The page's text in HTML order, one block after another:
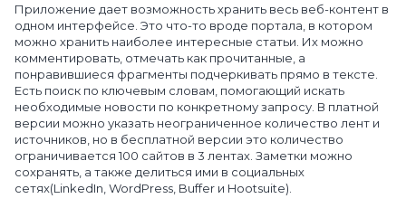
Приложение дает возможность хранить весь веб-контент в
одном интерфейсе. Это что-то вроде портала, в котором
можно хранить наиболее интересные статьи. Их можно
комментировать, отмечать как прочитанные, а
понравившиеся фрагменты подчеркивать прямо в тексте.
Есть поиск по ключевым словам, помогающий искать
необходимые новости по конкретному запросу. В платной
версии можно указать неограниченное количество лент и
источников, но в бесплатной версии это количество
ограничивается 100 сайтов в 3 лентах. Заметки можно
сохранять, а также делиться ими в социальных
сетях(LinkedIn, WordPress, Buffer и Hootsuite).